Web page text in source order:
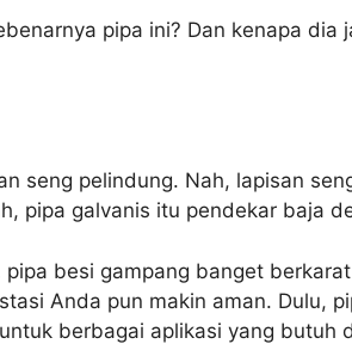
pipa ini? Dan kenapa
seng pelindung. Nah, lapisan
pipa galvanis itu pendekar baja
besi gampang banget
Anda pun makin aman. Dulu,
berbagai aplikasi yang butuh